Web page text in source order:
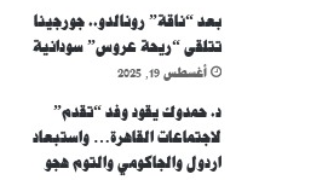
بعد “ناقة” رونالدو.. جورجينا
تتلقى “ريحة عروس” سودانية
أغسطس 19, 2025
د. حمدوك يقود وفد “تقدم”
لاجتماعات القاهرة… واستبعاد
اردول والجاكومي والتوم هجو